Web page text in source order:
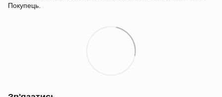
Покупець.